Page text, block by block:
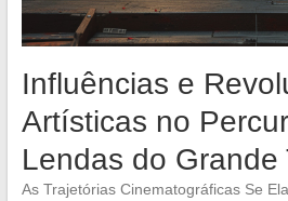
Influências e
Artísticas no
Lendas do Grande
As Trajetórias Cinematográficas Se